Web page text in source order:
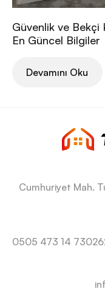
Güvenlik ve Bekçi
En Güncel Bilgiler
Devamını Oku
Cumhuriyet Mah.
0505 473 14 73